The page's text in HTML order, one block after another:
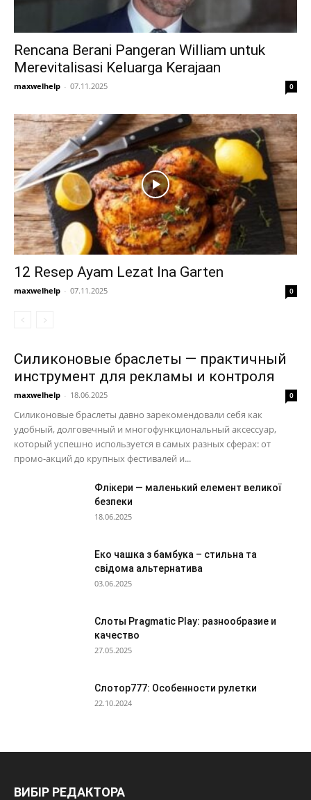
Rencana Berani Pangeran William untuk
Merevitalisasi Keluarga Kerajaan
maxwelhelp - 07.11.2025 0
12 Resep Ayam Lezat Ina Garten
maxwelhelp - 07.11.2025 0
Силиконовые браслеты — практичный
инструмент для рекламы и контроля
maxwelhelp - 18.06.2025 0
Силиконовые браслеты давно зарекомендовали себя как
удобный, долговечный и многофункциональный аксессуар,
который успешно используется в самых разных сферах: от
промо-акций до крупных фестивалей и...
Флікери — маленький елемент великої
безпеки
18.06.2025
Еко чашка з бамбука – стильна та
свідома альтернатива
03.06.2025
Слоты Pragmatic Play: разнообразие и
качество
27.05.2025
Слотор777: Особенности рулетки
22.10.2024
ВИБІР РЕДАКТОРА